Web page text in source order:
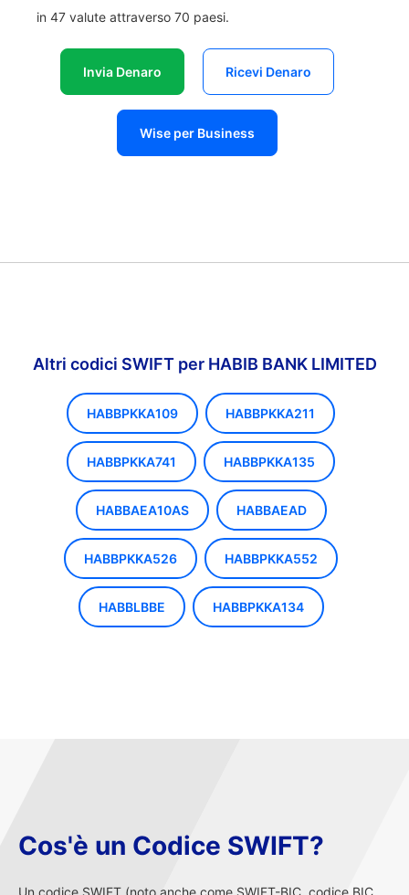
in 47 valute attraverso 70 paesi.
Invia Denaro Ricevi Denaro
Wise per Business
Altri codici SWIFT per HABIB BANK LIMITED
HABBPKKA109 HABBPKKA211
HABBPKKA741 HABBPKKA135
HABBAEA10AS HABBAEAD
HABBPKKA526 HABBPKKA552
HABBLBBE HABBPKKA134
Cos'è un Codice SWIFT?
Un codice SWIFT (noto anche come SWIFT-BIC, codice BIC,